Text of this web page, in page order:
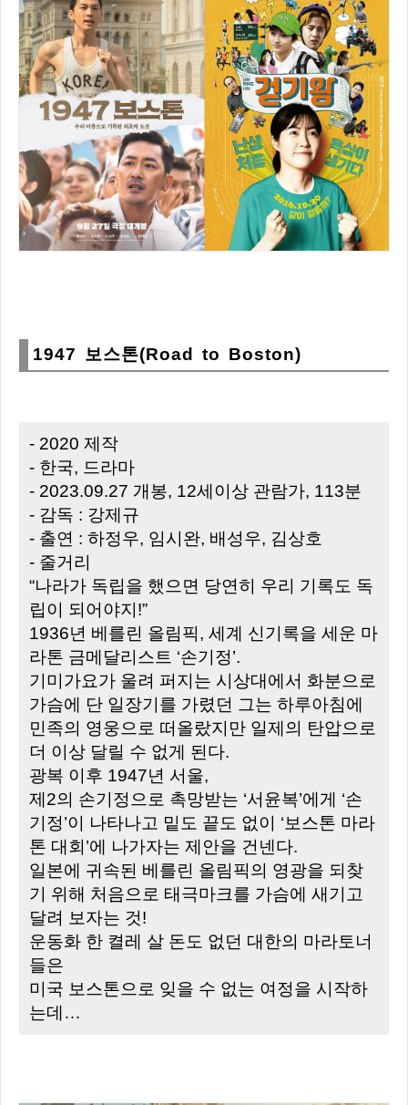
1947 보스톤(Road to Boston)
- 2020 제작
- 한국, 드라마
- 2023.09.27 개봉, 12세이상 관람가, 113분
- 감독 : 강제규
- 출연 : 하정우, 임시완, 배성우, 김상호
- 줄거리
“나라가 독립을 했으면 당연히 우리 기록도 독
립이 되어야지!”
1936년 베를린 올림픽, 세계 신기록을 세운 마
라톤 금메달리스트 ‘손기정’.
기미가요가 울려 퍼지는 시상대에서 화분으로
가슴에 단 일장기를 가렸던 그는 하루아침에
민족의 영웅으로 떠올랐지만 일제의 탄압으로
더 이상 달릴 수 없게 된다.
광복 이후 1947년 서울,
제2의 손기정으로 촉망받는 ‘서윤복’에게 ‘손
기정’이 나타나고 밑도 끝도 없이 ‘보스톤 마라
톤 대회’에 나가자는 제안을 건넨다.
일본에 귀속된 베를린 올림픽의 영광을 되찾
기 위해 처음으로 태극마크를 가슴에 새기고
달려 보자는 것!
운동화 한 켤레 살 돈도 없던 대한의 마라토너
들은
미국 보스톤으로 잊을 수 없는 여정을 시작하
는데…